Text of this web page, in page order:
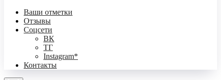
Ваши отметки
Отзывы
Соцсети
ВК
ТГ
Instagram*
Контакты